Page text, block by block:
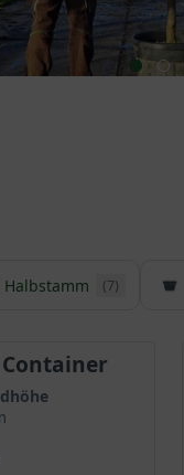
Halbstamm (7)